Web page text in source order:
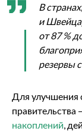
В
и
от 87 %
резервы
Для улучшения
правительства
накоплений,